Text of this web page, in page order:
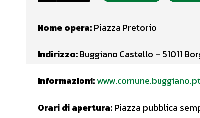
Nome opera:Piazza Pretorio
Indirizzo:Buggiano Castello – 51011
Informazioni:
Orari di apertura:Piazza pubblica